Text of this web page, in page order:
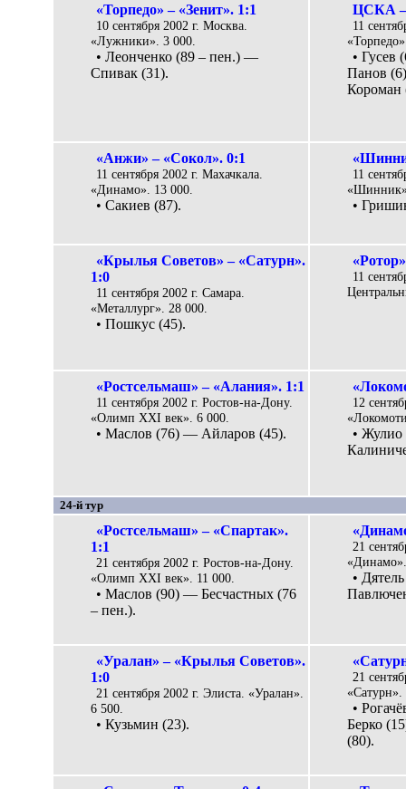
«Торпедо» – «Зенит». 1:1
10 сентября 2002 г. Москва.
«Лужники». 3 000.
• Леонченко (89 – пен.) —
Спивак (31).
ЦСКА –
11
• Гусев
Панов
Короман
«Анжи» – «Сокол». 0:1
11 сентября 2002 г. Махачкала.
«Динамо». 13 000.
• Сакиев (87).
11
•
«Крылья Советов» – «Сатурн».
1:0
11 сентября 2002 г. Самара.
«Металлург». 28 000.
• Пошкус (45).
11
«Ростсельмаш» – «Алания». 1:1
11 сентября 2002 г. Ростов-на-Дону.
«Олимп XXI век». 6 000.
• Маслов (76) — Айларов (45).
12
•
24-й тур
«Ростсельмаш» – «Спартак».
1:1
21 сентября 2002 г. Ростов-на-Дону.
«Олимп XXI век». 11 000.
• Маслов (90) — Бесчастных (76
– пен.).
21
•
«Уралан» – «Крылья Советов».
1:0
21 сентября 2002 г. Элиста. «Уралан».
6 500.
• Кузьмин (23).
21
«Сатурн».
•
Берко
(80).